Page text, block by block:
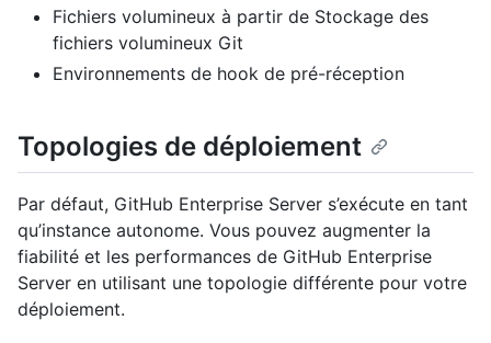
Fichiers volumineux à partir de Stockage des
fichiers volumineux Git
Environnements de hook de pré-réception
Topologies de déploiement
Par défaut, GitHub Enterprise Server s’exécute en tant
qu’instance autonome. Vous pouvez augmenter la
fiabilité et les performances de GitHub Enterprise
Server en utilisant une topologie différente pour votre
déploiement.